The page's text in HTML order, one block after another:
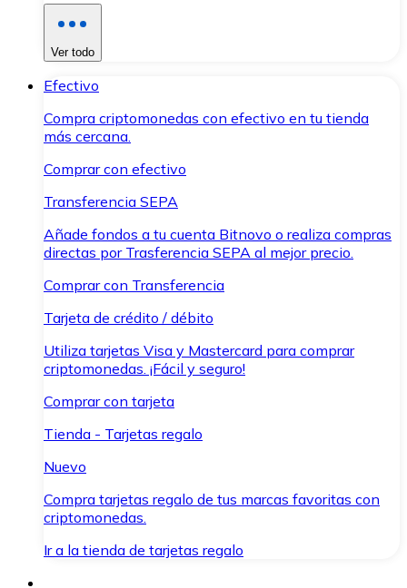
Ver todo
Efectivo
Compra criptomonedas con efectivo en tu tienda
más cercana.
Comprar con efectivo
Transferencia SEPA
Añade fondos a tu cuenta Bitnovo o realiza compras
directas por Trasferencia SEPA al mejor precio.
Comprar con Transferencia
Tarjeta de crédito / débito
Utiliza tarjetas Visa y Mastercard para comprar
criptomonedas. ¡Fácil y seguro!
Comprar con tarjeta
Tienda - Tarjetas regalo
Nuevo
Compra tarjetas regalo de tus marcas favoritas con
criptomonedas.
Ir a la tienda de tarjetas regalo